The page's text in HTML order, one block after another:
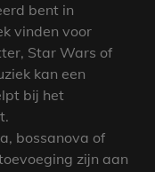
bent in
vinden voor
Star Wars of
kan een
bij het
bossanova of
zijn aan